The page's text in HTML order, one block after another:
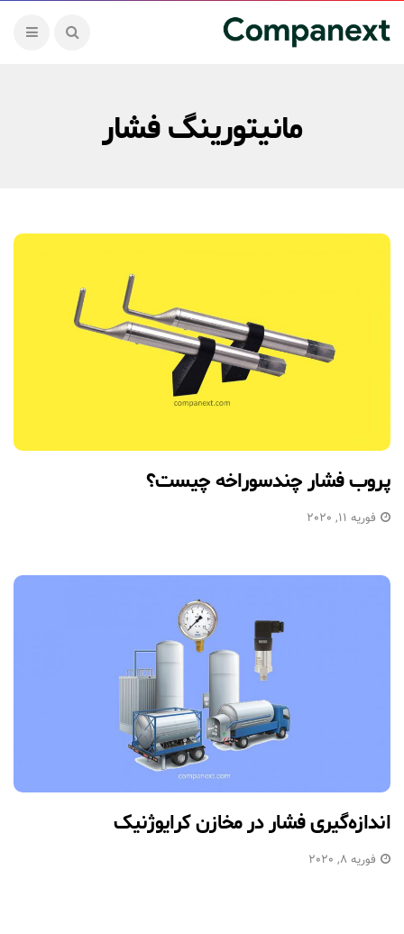
مانیتورینگ فشار
پروب فشار چندسوراخه چیست؟
فوریه 11, 2020
اندازه‌گیری فشار در مخازن کرایوژنیک
فوریه 8, 2020